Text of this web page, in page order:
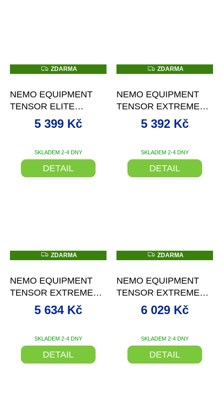
Z
D
M
A
ZDARMA
NEMO EQUIPMENT
TENSOR ELITE
MUMMY NAFUKOVACÍ
KARIMATKA
SKLADEM 2-4 DNY
5 399 Kč
DETAIL
Z
D
M
A
ZDARMA
NEMO EQUIPMENT
TENSOR EXTREME
CONDITIONS MUMMY
NAFUKOVACÍ
SKLADEM 2-4 DNY
5 392 Kč
DETAIL
Z
D
M
A
ZDARMA
NEMO EQUIPMENT
TENSOR EXTREME
CONDITIONS
NAFUKOVACÍ
SKLADEM 2-4 DNY
5 634 Kč
DETAIL
Z
D
M
A
ZDARMA
NEMO EQUIPMENT
TENSOR EXTREME
CONDITIONS
NAFUKOVACÍ
SKLADEM 2-4 DNY
6 029 Kč
DETAIL